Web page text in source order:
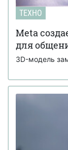
ТЕХНО
Meta
для
3D-модель